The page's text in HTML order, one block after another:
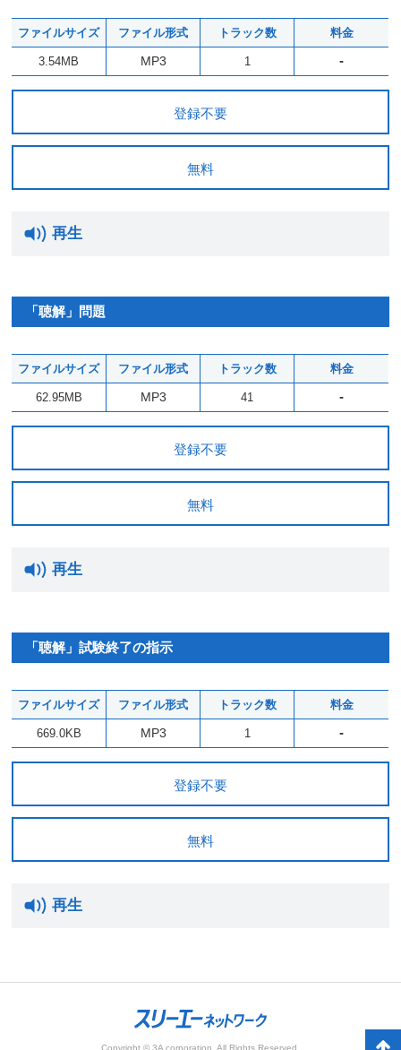
ファイルサイズ ファイル形式 トラック数 料金
3.54MB MP3 1 -
登録不要
無料
再生
「聴解」問題
ファイルサイズ ファイル形式 トラック数 料金
62.95MB MP3 41 -
登録不要
無料
再生
「聴解」試験終了の指示
ファイルサイズ ファイル形式 トラック数 料金
669.0KB MP3 1 -
登録不要
無料
再生
Copyright © 3A corporation. All Rights Reserved.